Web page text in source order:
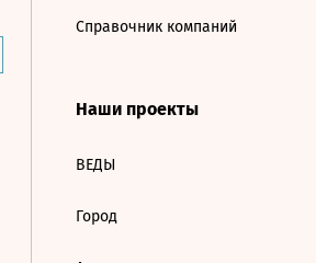
Справочник компаний
Наши проекты
ВЕДЫ
Город